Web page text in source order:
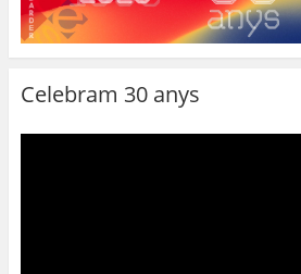
Celebram 30 anys